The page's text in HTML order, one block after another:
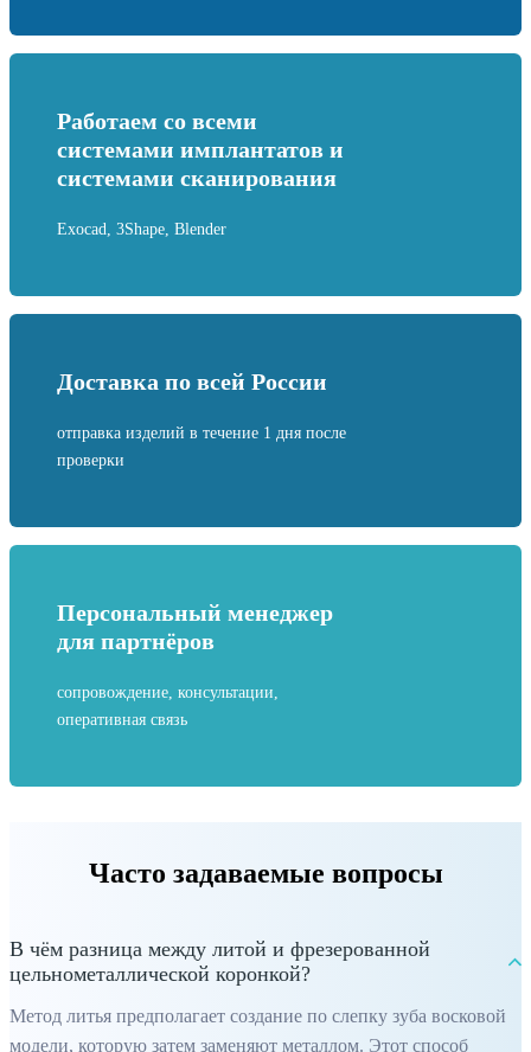
Работаем со всеми
системами имплантатов и
системами сканирования
Exocad, 3Shape, Blender
Доставка по всей России
отправка изделий в течение 1 дня после
проверки
Персональный менеджер
для партнёров
сопровождение, консультации,
оперативная связь
Часто задаваемые вопросы
В чём разница между литой и фрезерованной
цельнометаллической коронкой?
Метод литья предполагает создание по слепку зуба восковой
модели, которую затем заменяют металлом. Этот способ